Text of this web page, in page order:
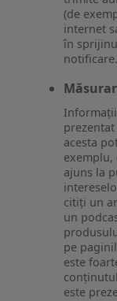
(de
internet
în
notificare.
acesta
ajuns la
citiți un
un
pe
este
este